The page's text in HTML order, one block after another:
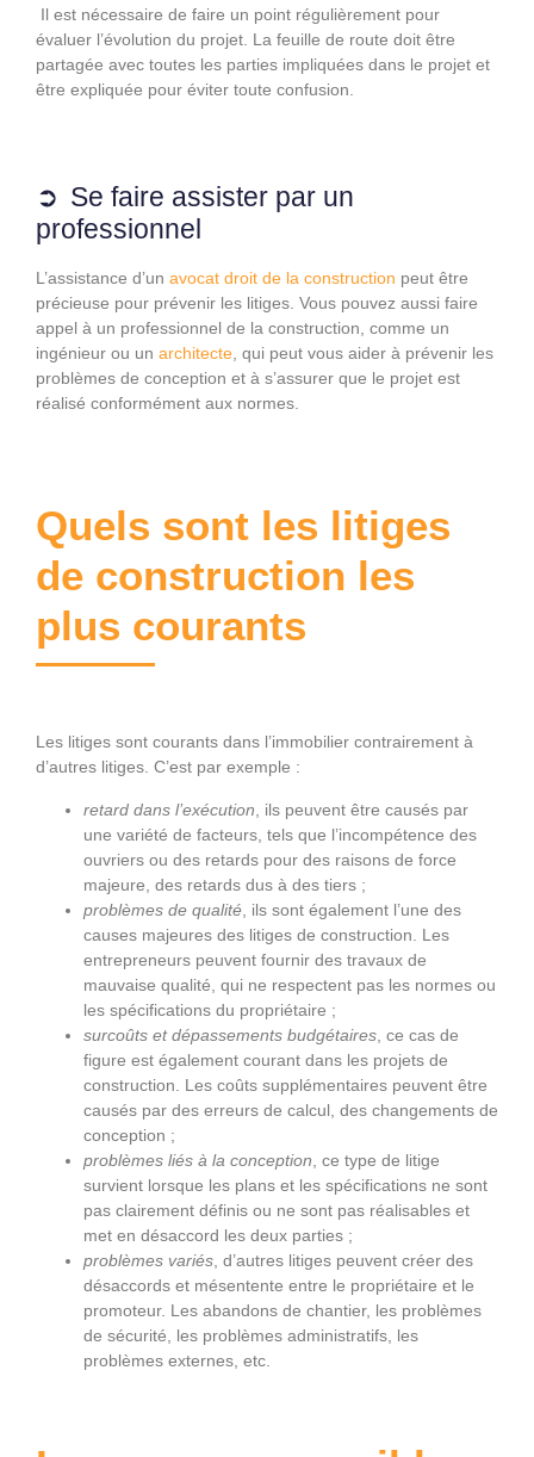
Il est nécessaire de faire un point régulièrement pour
évaluer l’évolution du projet. La feuille de route doit être
partagée avec toutes les parties impliquées dans le projet et
être expliquée pour éviter toute confusion.
Se faire assister par un
professionnel
L’assistance d’un avocat droit de la construction peut être
précieuse pour prévenir les litiges. Vous pouvez aussi faire
appel à un professionnel de la construction, comme un
ingénieur ou un architecte , qui peut vous aider à prévenir les
problèmes de conception et à s’assurer que le projet est
réalisé conformément aux normes.
Quels sont les litiges
de construction les
plus courants
Les litiges sont courants dans l’immobilier contrairement à
d’autres litiges. C’est par exemple :
retard dans l’exécution , ils peuvent être causés par
une variété de facteurs, tels que l’incompétence des
ouvriers ou des retards pour des raisons de force
majeure, des retards dus à des tiers ;
problèmes de qualité , ils sont également l’une des
causes majeures des litiges de construction. Les
entrepreneurs peuvent fournir des travaux de
mauvaise qualité, qui ne respectent pas les normes ou
les spécifications du propriétaire ;
surcoûts et dépassements budgétaires , ce cas de
figure est également courant dans les projets de
construction. Les coûts supplémentaires peuvent être
causés par des erreurs de calcul, des changements de
conception ;
problèmes liés à la conception , ce type de litige
survient lorsque les plans et les spécifications ne sont
pas clairement définis ou ne sont pas réalisables et
met en désaccord les deux parties ;
problèmes variés , d’autres litiges peuvent créer des
désaccords et mésentente entre le propriétaire et le
promoteur. Les abandons de chantier, les problèmes
de sécurité, les problèmes administratifs, les
problèmes externes, etc.